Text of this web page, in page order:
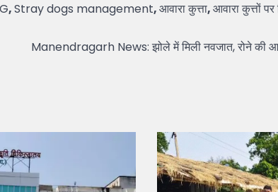
,Stray dogs management,आवारा कुत्ता,आवारा कुत्तों पर
Manendragarh News: झोले में मिली नवजात, रोने की